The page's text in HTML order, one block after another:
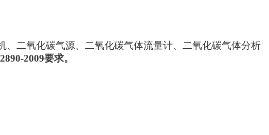
二氧化碳气源、二氧化碳气体流量计、二氧化碳气体分析
2009要求。